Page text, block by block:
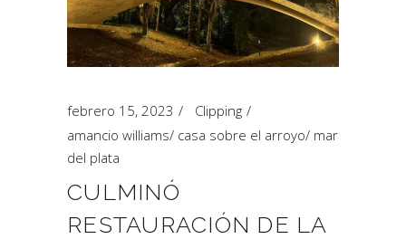
febrero 15, 2023
Clipping
amancio williams/ casa sobre el arroyo/ mar
del plata
CULMINÓ
RESTAURACIÓN DE LA